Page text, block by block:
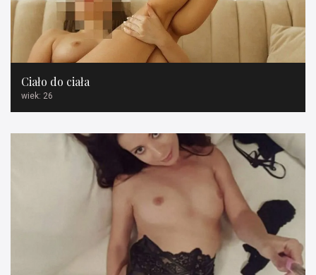
Ciało do ciała
wiek: 26